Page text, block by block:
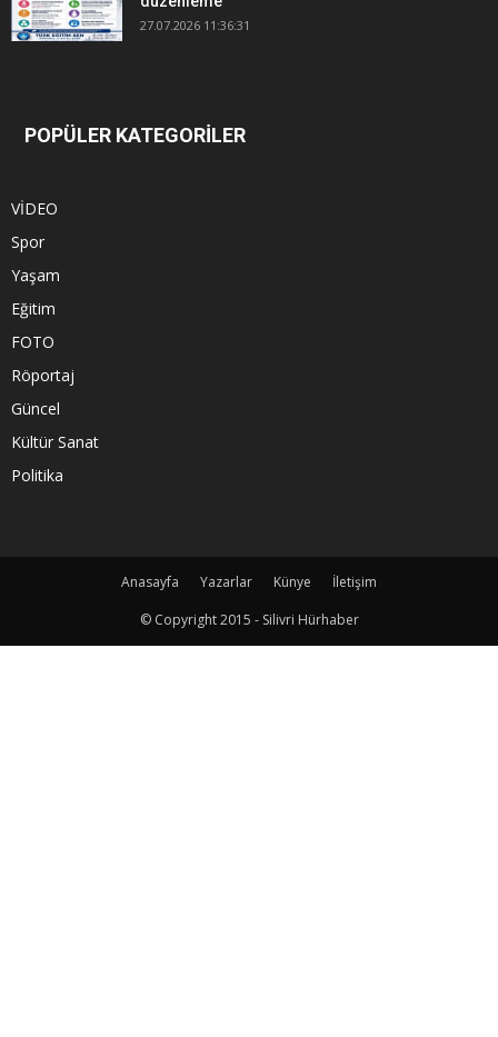
27.07.2026 11:36:31
POPÜLER KATEGORİLER
VİDEO
Spor
Yaşam
Eğitim
FOTO
Röportaj
Güncel
Kültür Sanat
Politika
Anasayfa Yazarlar Künye
İletişim
© Copyright 2015 - Silivri Hürhaber